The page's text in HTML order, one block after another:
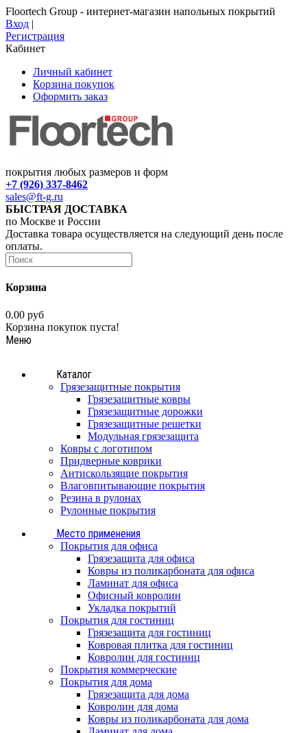
Floortech Group - интернет-магазин напольных покрытий
Вход |
Регистрация
Кабинет
Личный кабинет
Корзина покупок
Оформить заказ
покрытия любых размеров и форм
+7 (926) 337-8462
sales@ft-g.ru
БЫСТРАЯ ДОСТАВКА
по Москве и России
Доставка товара осуществляется на следующий день после
оплаты.
Корзина
0.00 руб
Корзина покупок пуста!
Меню
Каталог
Грязезащитные покрытия
Грязезащитные ковры
Грязезащитные дорожки
Грязезащитные решетки
Модульная грязезащита
Ковры с логотипом
Придверные коврики
Антискользящие покрытия
Влаговпитывающие покрытия
Резина в рулонах
Рулонные покрытия
Место применения
Покрытия для офиса
Грязезащита для офиса
Ковры из поликарбоната для офиса
Ламинат для офиса
Офисный ковролин
Укладка покрытий
Покрытия для гостиниц
Грязезащита для гостиниц
Ковровая плитка для гостиниц
Ковролин для гостиниц
Покрытия коммерческие
Покрытия для дома
Грязезащита для дома
Ковролин для дома
Ковры из поликарбоната для дома